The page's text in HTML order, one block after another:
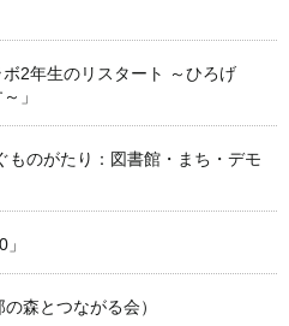
2年生のリスタート ～ひろげ
」
ものがたり：図書館・まち・デモ
森とつながる会）